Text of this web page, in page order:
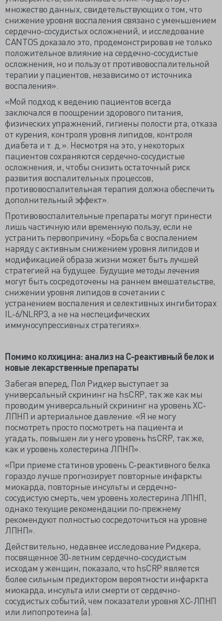
множество данных, свидетельствующих о том, что
снижение уровня воспаления связано с уменьшением
сердечно-сосудистых осложнений, и исследование
CANTOS доказало это, продемонстрировав не только
положительное влияние на сердечно-сосудистые
осложнения, но и пользу от противовоспалительной
терапии у пациентов, независимо от источника
воспаления».
«Мой подход к ведению пациентов всегда
заключался в поощрении здорового питания,
физических упражнений, гигиены полости рта, отказа
от курения, контроля уровня липидов, контроля
диабета и т. д.». Несмотря на это, у некоторых
пациентов сохраняются сердечно-сосудистые
осложнения, и, чтобы снизить остаточный риск
развития воспалительных процессов,
противовоспалительная терапия должна обеспечить
дополнительный эффект».
Противовоспалительные препараты могут принести
лишь частичную или временную пользу, если не
устранить первопричину. «Борьба с воспалением
наряду с активным снижением уровня липидов и
модификацией образа жизни может быть лучшей
стратегией на будущее. Будущие методы лечения
могут быть сосредоточены на раннем вмешательстве,
снижении уровня липидов в сочетании с
устранением воспаления и селективных ингибиторах
IL-6/NLRP3, а не на неспецифических
иммуносупрессивных стратегиях».
Помимо колхицина: анализ на С-реактивный белок и
новые лекарственные препараты
Забегая вперед, Пол Ридкер выступает за
универсальный скрининг на hsCRP, так же как мы
проводим универсальный скрининг на уровень ХС-
ЛПНП и артериальное давление. «Я не могу
посмотреть просто посмотреть на пациента и
угадать, повышен ли у него уровень hsCRP, так же,
как и уровень холестерина ЛПНП».
«При приеме статинов уровень С-реактивного белка
гораздо лучше прогнозирует повторные инфаркты
миокарда, повторные инсульты и сердечно-
сосудистую смерть, чем уровень холестерина ЛПНП,
однако текущие рекомендации по-прежнему
рекомендуют полностью сосредоточиться на уровне
ЛПНП».
Действительно, недавнее исследование Ридкера,
посвященное 30-летним сердечно-сосудистым
исходам у женщин, показало, что hsCRP является
более сильным предиктором вероятности инфаркта
миокарда, инсульта или смерти от сердечно-
сосудистых событий, чем показатели уровня ХС-ЛПНП
или липопротеина (а).